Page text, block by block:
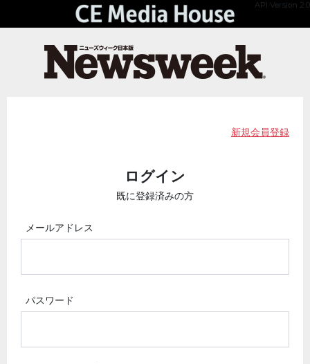
API Version 2.0
新規会員登録
ログイン
既に登録済みの方
メールアドレス
パスワード